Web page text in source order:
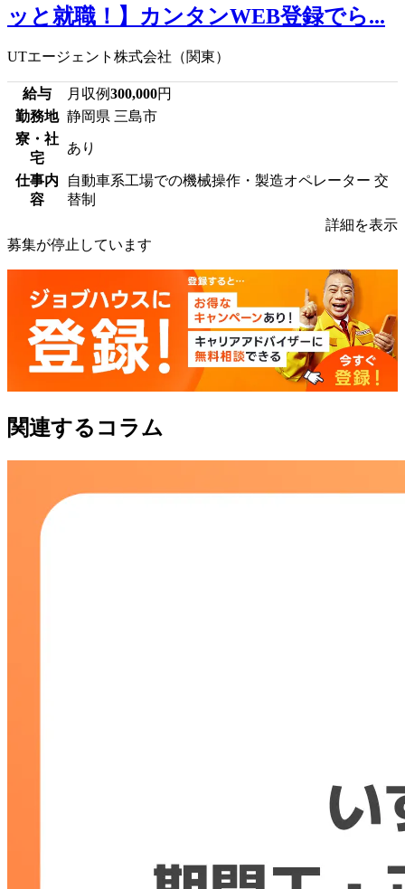
ッと就職！】カンタンWEB登録でら...
UTエージェント株式会社（関東）
給与 月収例300,000円
勤務地 静岡県 三島市
寮・社
宅
あり
仕事内
容
自動車系工場での機械操作・製造オペレーター 交
替制
詳細を表示
募集が停止しています
関連するコラム